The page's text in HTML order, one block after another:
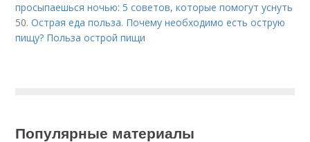
просыпаешься ночью: 5 советов, которые помогут уснуть
50.Острая еда польза. Почему необходимо есть острую
пищу? Польза острой пищи
Популярные материалы